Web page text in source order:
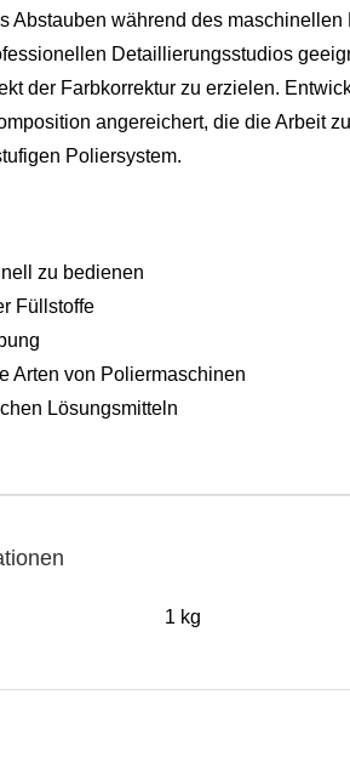
Abstauben während des
Detaillierungsstudios
der Farbkorrektur zu erzielen.
angereichert, die die Arbeit
Poliersystem.
zu bedienen
Füllstoffe
Arten von Poliermaschinen
Lösungsmitteln
1 kg